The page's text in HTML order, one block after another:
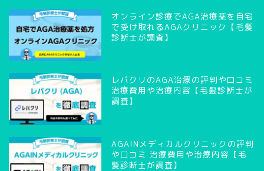
オンライン診療でAGA治療薬を自宅
で受け取れるAGAクリニック【毛髪
診断士が調査】
レバクリのAGA治療の評判や口コミ
治療費用や治療内容【毛髪診断士が
調査】
AGAINメディカルクリニックの評判
や口コミ 治療費用や治療内容【毛
髪診断士が調査】